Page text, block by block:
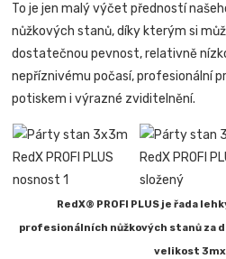
To je jen malý výčet předností
nůžkových stanů, díky kterým si
dostatečnou pevnost, relativně
nepříznivému počasí, profesionální
potiskem i výrazné zviditelnění.
RedX® PROFI PLUS je řada
profesionálních nůžkových stanů za
velikost